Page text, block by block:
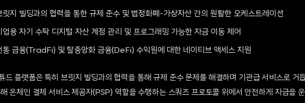
릿지 빌딩과의 협력을 통한 규제 준수 및 법정화폐-가상자산 간의 원활한 오케스트레이션
업용 자기 수탁 디지털 자산 계정 관리 및 프로그래밍 가능한 자금 이동 제어
통 금융(TradFi) 및 탈중앙화 금융(DeFi) 수익원에 대한 네이티브 액세스 지원
드 플랫폼은 특히 브릿지 빌딩과의 협력을 통해 규제 준수 문제를 해결하며 기관급 서비스로 거
온체인 결제 서비스 제공자(PSP) 역할을 수행하는 스쿼즈 프로토콜 위에서 안전하게 자금을